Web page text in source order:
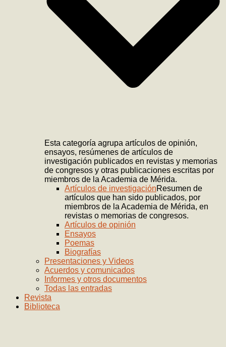
Esta categoría agrupa artículos de opinión,
ensayos, resúmenes de artículos de
investigación publicados en revistas y memorias
de congresos y otras publicaciones escritas por
miembros de la Academia de Mérida.
Artículos de investigaciónResumen de
artículos que han sido publicados, por
miembros de la Academia de Mérida, en
revistas o memorias de congresos.
Artículos de opinión
Ensayos
Poemas
Biografías
Presentaciones y Videos
Acuerdos y comunicados
Informes y otros documentos
Todas las entradas
Revista
Biblioteca